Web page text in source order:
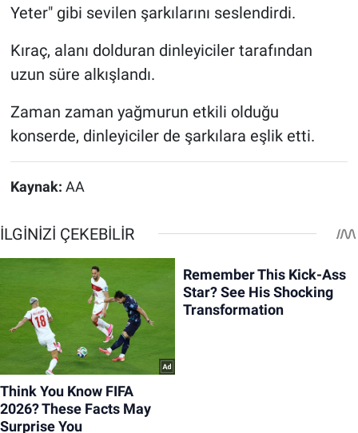
Yeter" gibi sevilen şarkılarını seslendirdi.
Kıraç, alanı dolduran dinleyiciler tarafından
uzun süre alkışlandı.
Zaman zaman yağmurun etkili olduğu
konserde, dinleyiciler de şarkılara eşlik etti.
Kaynak: AA